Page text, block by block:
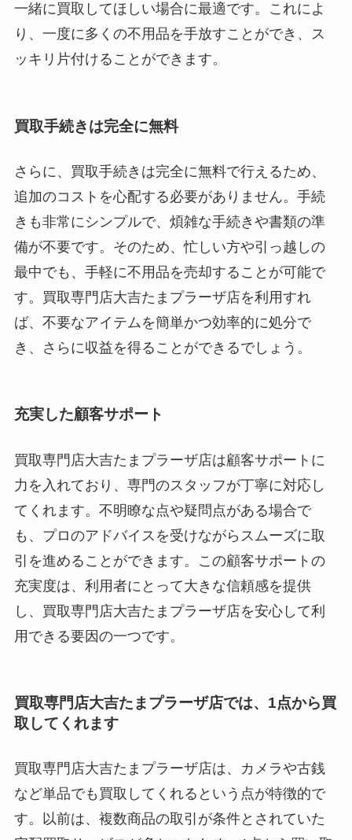
一緒に買取してほしい場合に最適です。これによ
り、一度に多くの不用品を手放すことができ、ス
ッキリ片付けることができます。
買取手続きは完全に無料
さらに、買取手続きは完全に無料で行えるため、
追加のコストを心配する必要がありません。手続
きも非常にシンプルで、煩雑な手続きや書類の準
備が不要です。そのため、忙しい方や引っ越しの
最中でも、手軽に不用品を売却することが可能で
す。買取専門店大吉たまプラーザ店を利用すれ
ば、不要なアイテムを簡単かつ効率的に処分で
き、さらに収益を得ることができるでしょう。
充実した顧客サポート
買取専門店大吉たまプラーザ店は顧客サポートに
力を入れており、専門のスタッフが丁寧に対応し
てくれます。不明瞭な点や疑問点がある場合で
も、プロのアドバイスを受けながらスムーズに取
引を進めることができます。この顧客サポートの
充実度は、利用者にとって大きな信頼感を提供
し、買取専門店大吉たまプラーザ店を安心して利
用できる要因の一つです。
買取専門店大吉たまプラーザ店では、1点から買
取してくれます
買取専門店大吉たまプラーザ店は、カメラや古銭
など単品でも買取してくれるという点が特徴的で
す。以前は、複数商品の取引が条件とされていた